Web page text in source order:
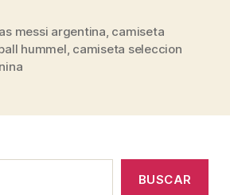
messi argentina camiseta
hummel camiseta seleccion
BUSCAR